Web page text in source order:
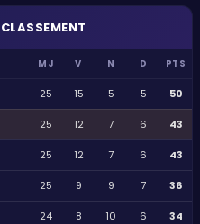
CLASSEMENT
MJ V N D PTS
25 15 5 5 50
25 12 7 6 43
25 12 7 6 43
25 9 9 7 36
24 8 10 6 34